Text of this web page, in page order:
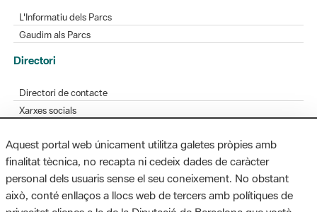
L'Informatiu dels Parcs
Gaudim als Parcs
Directori
Directori de contacte
Xarxes socials
Bústia de suggeriments
Opineu sobre els parcs
Aquest portal web únicament utilitza galetes pròpies amb
finalitat tècnica, no recapta ni cedeix dades de caràcter
personal dels usuaris sense el seu coneixement. No obstant
això, conté enllaços a llocs web de tercers amb polítiques de